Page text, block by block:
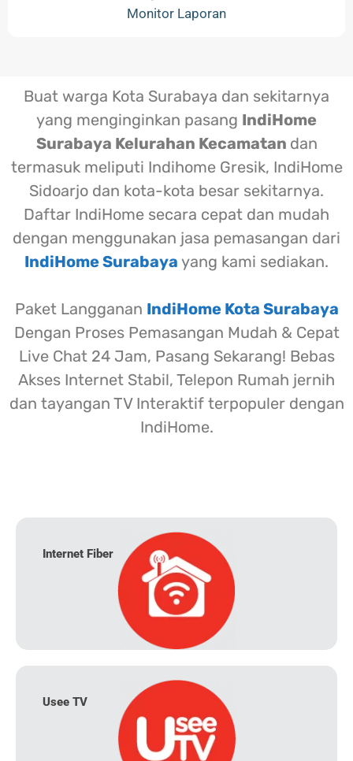
Monitor Laporan
Buat warga Kota Surabaya dan sekitarnya
yang menginginkan pasang IndiHome
Surabaya Kelurahan Kecamatan dan
termasuk meliputi Indihome Gresik, IndiHome
Sidoarjo dan kota-kota besar sekitarnya.
Daftar IndiHome secara cepat dan mudah
dengan menggunakan jasa pemasangan dari
IndiHome Surabaya yang kami sediakan.
Paket Langganan IndiHome Kota Surabaya
Dengan Proses Pemasangan Mudah & Cepat
Live Chat 24 Jam, Pasang Sekarang! Bebas
Akses Internet Stabil, Telepon Rumah jernih
dan tayangan TV Interaktif terpopuler dengan
IndiHome.
Internet Fiber
Usee TV